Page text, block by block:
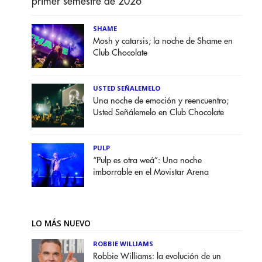
SHAME
Mosh y catarsis; la noche de Shame en
Club Chocolate
USTED SEÑALEMELO
Una noche de emoción y reencuentro;
Usted Señálemelo en Club Chocolate
PULP
“Pulp es otra weá”: Una noche
imborrable en el Movistar Arena
LO MÁS NUEVO
ROBBIE WILLIAMS
Robbie Williams: la evolución de un